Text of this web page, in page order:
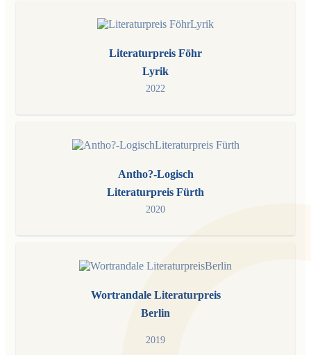
Literaturpreis Föhr
Lyrik
2022
Antho?-Logisch
Literaturpreis Fürth
2020
Wortrandale Literaturpreis
Berlin
2019